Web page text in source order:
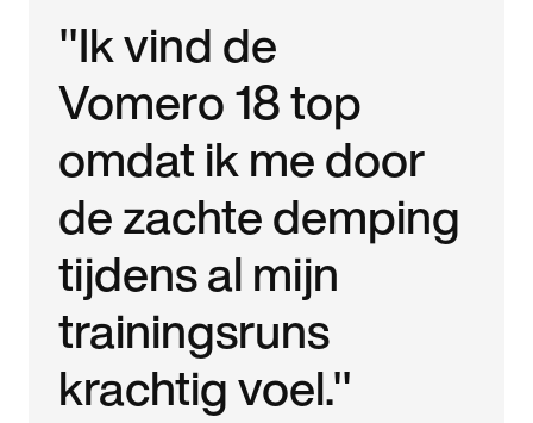
"Ik vind de
Vomero 18 top
omdat ik me door
de zachte demping
tijdens al mijn
trainingsruns
krachtig voel."